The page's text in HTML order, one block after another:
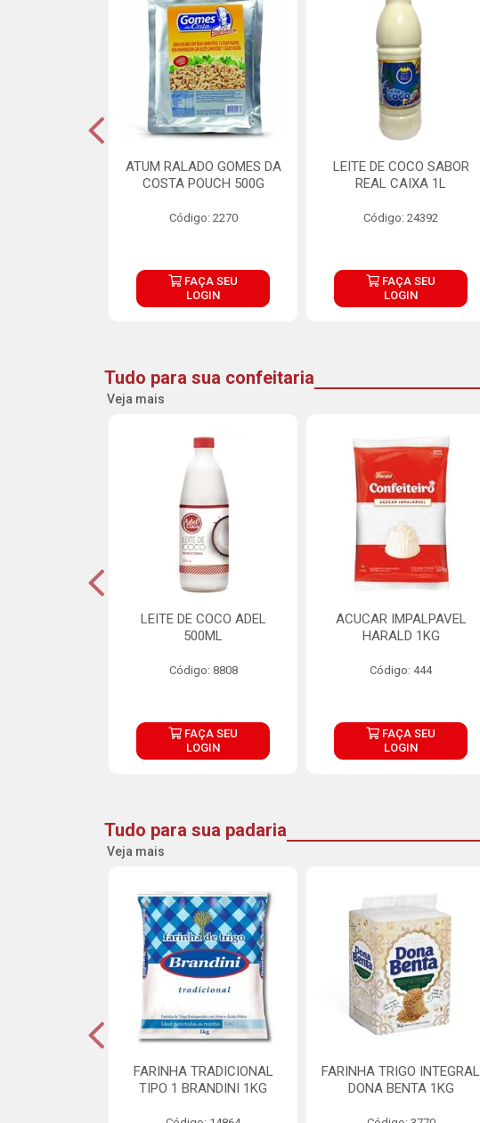
ATUM RALADO GOMES DA
COSTA POUCH 500G
Código: 2270
FAÇA SEU
LOGIN
LEITE DE COCO SABOR
REAL CAIXA 1L
Código: 24392
FAÇA SEU
LOGIN
Tudo para sua confeitaria
Veja mais
LEITE DE COCO ADEL
500ML
Código: 8808
FAÇA SEU
LOGIN
ACUCAR IMPALPAVEL
HARALD 1KG
Código: 444
FAÇA SEU
LOGIN
Tudo para sua padaria
Veja mais
FARINHA TRADICIONAL
TIPO 1 BRANDINI 1KG
FARINHA TRIGO INTEGRAL
DONA BENTA 1KG